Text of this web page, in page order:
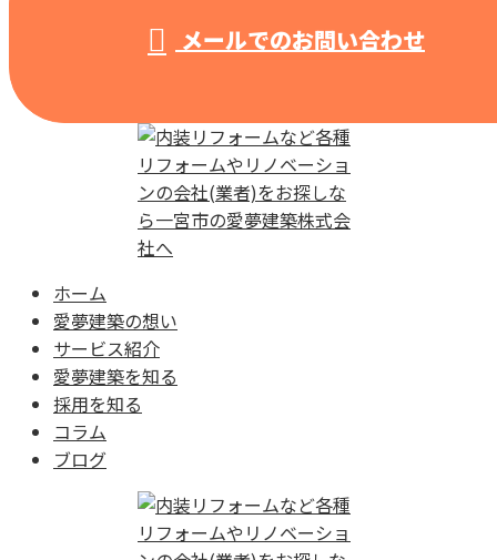
メールでのお問い合わせ
ホーム
愛夢建築の想い
サービス紹介
愛夢建築を知る
採用を知る
コラム
ブログ